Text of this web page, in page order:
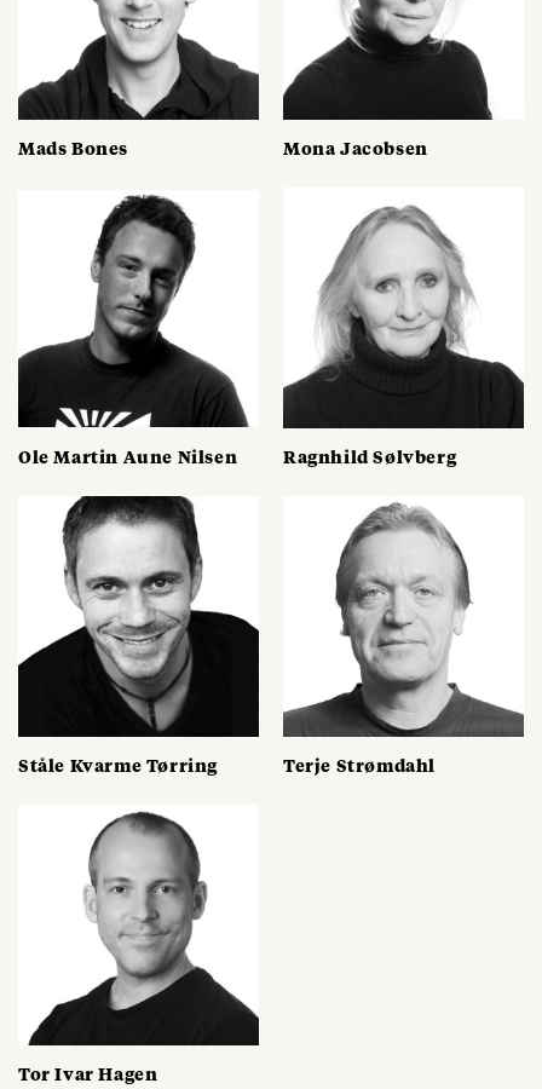
Mads Bones Mona Jacobsen
Ole Martin Aune Nilsen Ragnhild Sølvberg
Ståle Kvarme Tørring Terje Strømdahl
Tor Ivar Hagen